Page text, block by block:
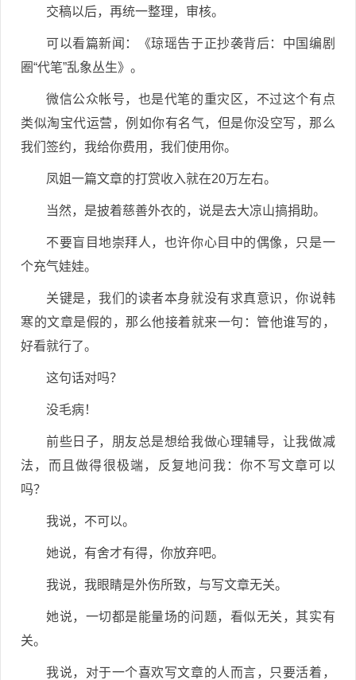
交稿以后，再统一整理，审核。
可以看篇新闻：《琼瑶告于正抄袭背后：中国编剧
圈“代笔”乱象丛生》。
微信公众帐号，也是代笔的重灾区，不过这个有点
类似淘宝代运营，例如你有名气，但是你没空写，那么
我们签约，我给你费用，我们使用你。
凤姐一篇文章的打赏收入就在20万左右。
当然，是披着慈善外衣的，说是去大凉山搞捐助。
不要盲目地崇拜人，也许你心目中的偶像，只是一
个充气娃娃。
关键是，我们的读者本身就没有求真意识，你说韩
寒的文章是假的，那么他接着就来一句：管他谁写的，
好看就行了。
这句话对吗？
没毛病！
前些日子，朋友总是想给我做心理辅导，让我做减
法，而且做得很极端，反复地问我：你不写文章可以
吗？
我说，不可以。
她说，有舍才有得，你放弃吧。
我说，我眼睛是外伤所致，与写文章无关。
她说，一切都是能量场的问题，看似无关，其实有
关。
我说，对于一个喜欢写文章的人而言，只要活着，